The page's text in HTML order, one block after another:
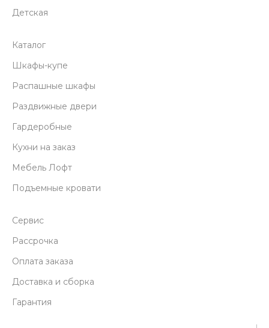
Детская
Каталог
Шкафы-купе
Распашные шкафы
Раздвижные двери
Гардеробные
Кухни на заказ
Мебель Лофт
Подъемные кровати
Сервис
Рассрочка
Оплата заказа
Доставка и сборка
Гарантия